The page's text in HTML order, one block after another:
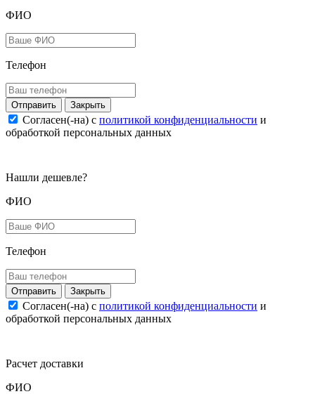
ФИО
Телефон
Закрыть
Согласен(-на) c политикой конфиденциальности и
обработкой персональных данных
Нашли дешевле?
ФИО
Телефон
Закрыть
Согласен(-на) c политикой конфиденциальности и
обработкой персональных данных
Расчет доставки
ФИО